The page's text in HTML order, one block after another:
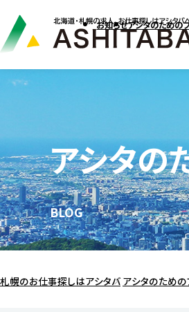
お知らせアシタのための
アシタの
BLOG
札幌のお仕事探しはアシタバ アシタのため